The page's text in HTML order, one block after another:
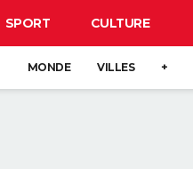
SPORT CULTURE
MONDE VILLES +